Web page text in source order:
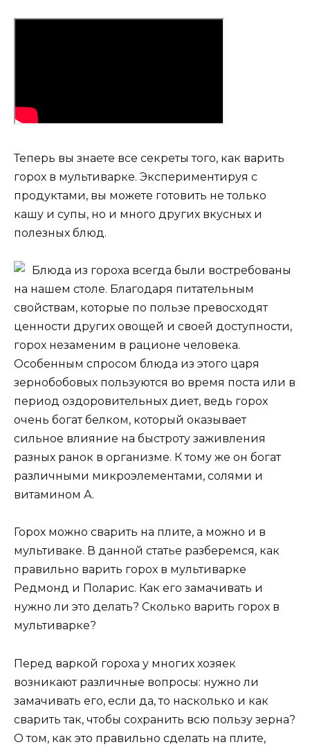
Теперь вы знаете все секреты того, как варить
горох в мультиварке. Экспериментируя с
продуктами, вы можете готовить не только
кашу и супы, но и много других вкусных и
полезных блюд.
Блюда из гороха всегда были востребованы
на нашем столе. Благодаря питательным
свойствам, которые по пользе превосходят
ценности других овощей и своей доступности,
горох незаменим в рационе человека.
Особенным спросом блюда из этого царя
зернобобовых пользуются во время поста или в
период оздоровительных диет, ведь горох
очень богат белком, который оказывает
сильное влияние на быстроту заживления
разных ранок в организме. К тому же он богат
различными микроэлементами, солями и
витамином А.
Горох можно сварить на плите, а можно и в
мультиваке. В данной статье разберемся, как
правильно варить горох в мультиварке
Редмонд и Поларис. Как его замачивать и
нужно ли это делать? Сколько варить горох в
мультиварке?
Перед варкой гороха у многих хозяек
возникают различные вопросы: нужно ли
замачивать его, если да, то насколько и как
сварить так, чтобы сохранить всю пользу зерна?
О том, как это правильно сделать на плите,